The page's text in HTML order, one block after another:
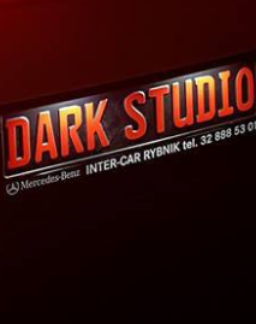
06 luty 2018